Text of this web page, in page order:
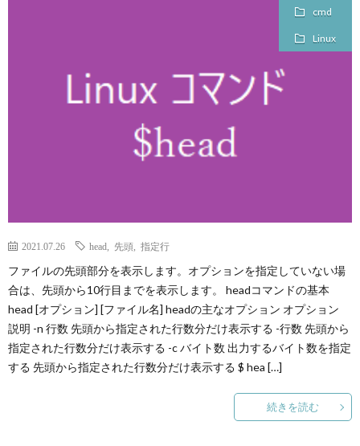
LIFE
cmd
Linux
2021.07.26 head 先頭 指定行
ファイルの先頭部分を表示します。オプションを指定していない場
合は、先頭から10行目までを表示します。 headコマンドの基本
head [オプション] [ファイル名] headの主なオプション オプション
説明 -n 行数 先頭から指定された行数分だけ表示する -行数 先頭から
指定された行数分だけ表示する -c バイト数 出力するバイト数を指定
する 先頭から指定された行数分だけ表示する $ hea […]
続きを読む